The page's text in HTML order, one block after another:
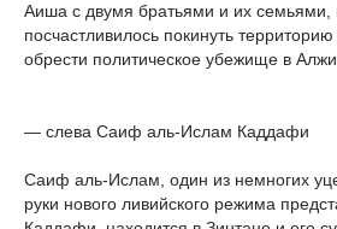
Аиша с двумя братьями и их семьями,
посчастливилось покинуть
обрести политическое убежище в
— слева Саиф аль-Ислам Каддафи
Саиф аль-Ислам, один из немногих
руки нового ливийского режима